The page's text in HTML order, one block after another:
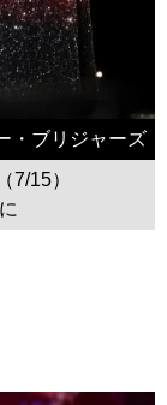
・ブリジャーズ
7/15）